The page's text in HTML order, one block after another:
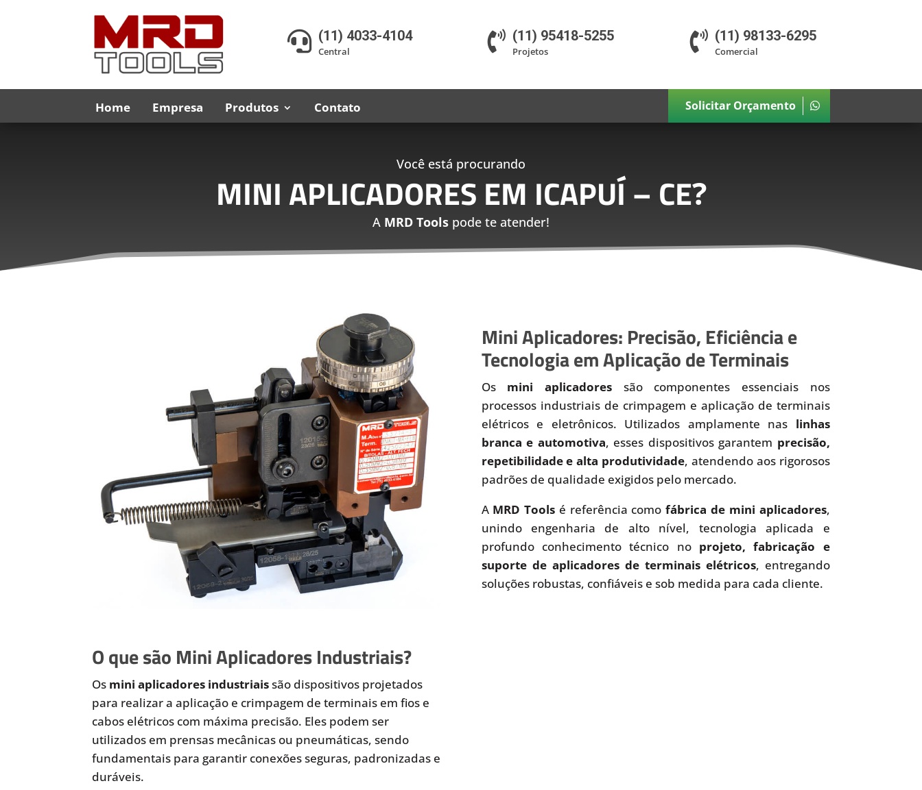
 (11) 4033-4104
Central  (11) 95418-5255
Projetos  (11) 98133-6295
Comercial
Home Empresa Produtos Contato Solicitar Orçamento
Você está procurando
MINI APLICADORES EM ICAPUÍ – CE?
A MRD Tools pode te atender!
Mini Aplicadores: Precisão, Eficiência e
Tecnologia em Aplicação de Terminais
Os mini aplicadoressão componentes essenciais nos
processos industriais de crimpagem e aplicação de terminais
elétricos e eletrônicos. Utilizados amplamente nas linhas
branca e automotiva, esses dispositivos garantem precisão,
repetibilidade e alta produtividade, atendendo aos rigorosos
padrões de qualidade exigidos pelo mercado.
A MRD Tools é referência comofábrica de mini aplicadores,
unindo engenharia de alto nível, tecnologia aplicada e
profundo conhecimento técnico no projeto, fabricação e
suporte de aplicadores de terminais elétricos, entregando
soluções robustas, confiáveis e sob medida para cada cliente.
O que são Mini Aplicadores Industriais?
Os mini aplicadores industriaissão dispositivos projetados
para realizar a aplicação e crimpagem de terminais em fios e
cabos elétricos com máxima precisão. Eles podem ser
utilizados em prensas mecânicas ou pneumáticas, sendo
fundamentais para garantir conexões seguras, padronizadas e
duráveis.